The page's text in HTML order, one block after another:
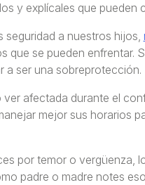
y explícales que pueden
seguridad a nuestros hijos,
se pueden enfrentar.
a ser una sobreprotección.
ver afectada durante el
mejor sus horarios
por temor o vergüenza,
padre o madre notes